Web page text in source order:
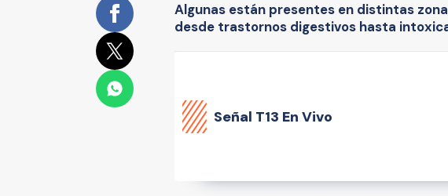
Algunas están presentes en distintas
desde trastornos digestivos hasta
Señal T13 En Vivo